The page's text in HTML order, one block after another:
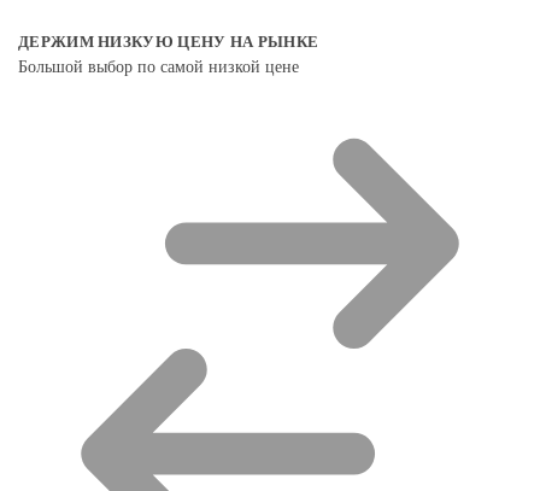
ДЕРЖИМ НИЗКУЮ ЦЕНУ НА РЫНКЕ
Большой выбор по самой низкой цене